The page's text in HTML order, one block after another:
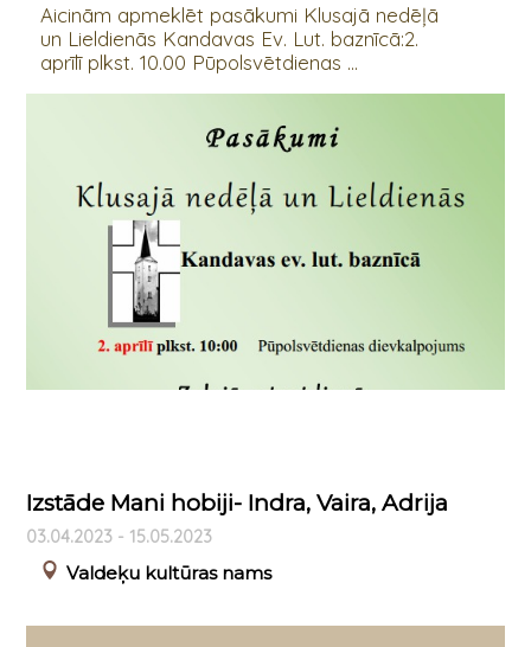
Aicinām apmeklēt pasākumi Klusajā nedēļā
un Lieldienās Kandavas Ev. Lut. baznīcā:2.
aprīlī plkst. 10.00 Pūpolsvētdienas ...
Izstāde Mani hobiji- Indra, Vaira, Adrija
03.04.2023 - 15.05.2023
Valdeķu kultūras nams